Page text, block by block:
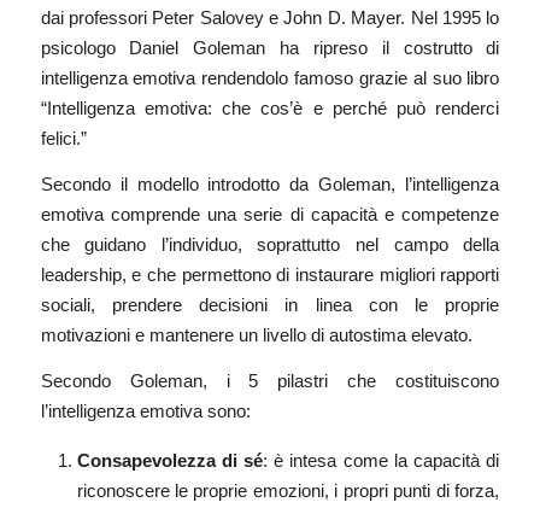
dai professori Peter Salovey e John D. Mayer. Nel 1995 lo
psicologo Daniel Goleman ha ripreso il costrutto di
intelligenza emotiva rendendolo famoso grazie al suo libro
“Intelligenza emotiva: che cos’è e perché può renderci
felici.”
Secondo il modello introdotto da Goleman, l’intelligenza
emotiva comprende una serie di capacità e competenze
che guidano l’individuo, soprattutto nel campo della
leadership, e che permettono di instaurare migliori rapporti
sociali, prendere decisioni in linea con le proprie
motivazioni e mantenere un livello di autostima elevato.
Secondo Goleman, i 5 pilastri che costituiscono
l’intelligenza emotiva sono:
Consapevolezza di sé: è intesa come la capacità di
riconoscere le proprie emozioni, i propri punti di forza,